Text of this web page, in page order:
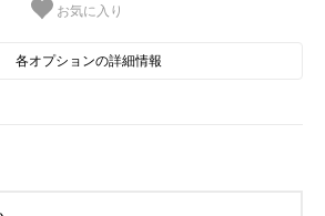
お気に入り
各オプションの詳細情報